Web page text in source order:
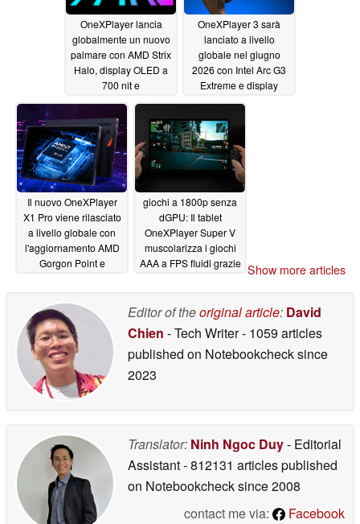
OneXPlayer lancia
globalmente un nuovo
palmare con AMD Strix
Halo, display OLED a
700 nit e
liquido05/28/2026
OneXPlayer 3 sarà
lanciato a livello
globale nel giugno
2026 con Intel Arc G3
Extreme e display
05/28/2026
Il nuovo OneXPlayer
X1 Pro viene rilasciato
a livello globale con
l'aggiornamento AMD
Gorgon Point e
giochi a 1800p senza
dGPU: Il tablet
OneXPlayer Super V
muscolarizza i giochi
AAA a FPS fluidi grazie Show more articles
Editor of theoriginal article: David
Chien - Tech Writer- 1059 articles
published on Notebookchecksince
2023
Translator: Ninh Ngoc Duy- Editorial
Assistant- 812131 articles published
on Notebookchecksince 2008
contact me via:
Facebook